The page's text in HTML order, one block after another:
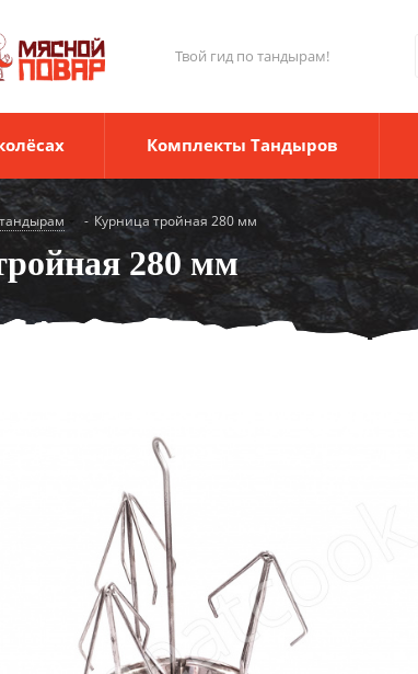
Твой гид по тандырам!
Комплекты Тандыров
- Курница тройная 280 мм
280 мм